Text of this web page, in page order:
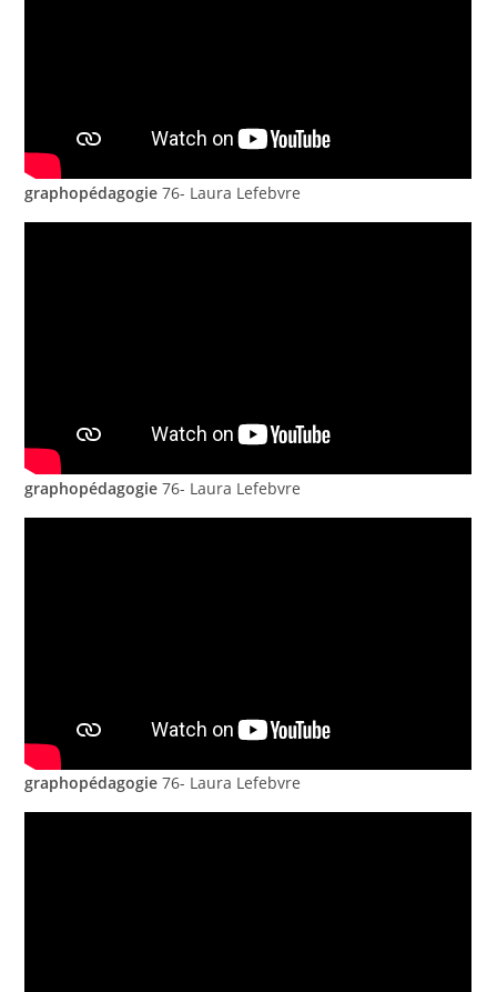
graphopédagogie 76- Laura Lefebvre
graphopédagogie76- Laura Lefebvre
graphopédagogie 76- Laura Lefebvre